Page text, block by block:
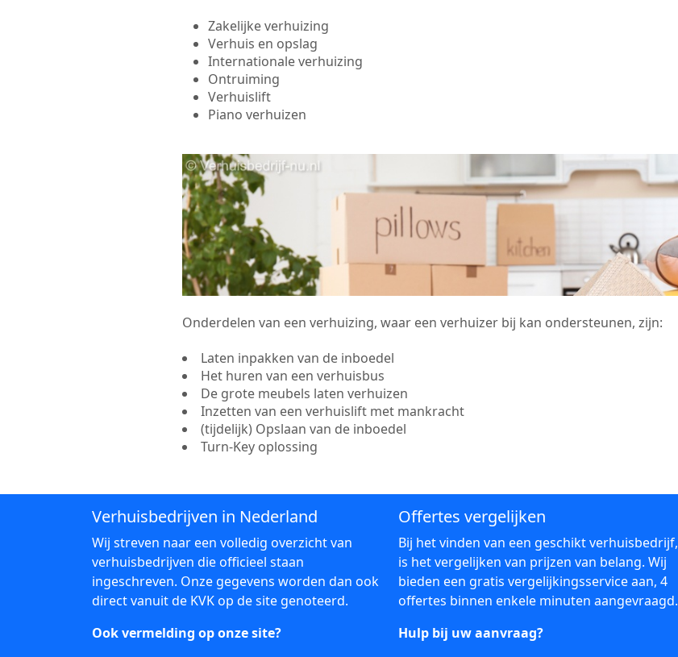
Zakelijke verhuizing
Verhuis en opslag
Internationale verhuizing
Ontruiming
Verhuislift
Piano verhuizen
Onderdelen van een verhuizing, waar een verhuizer bij kan ondersteunen, zijn:
Laten inpakken van de inboedel
Het huren van een verhuisbus
De grote meubels laten verhuizen
Inzetten van een verhuislift met mankracht
(tijdelijk) Opslaan van de inboedel
Turn-Key oplossing
Verhuisbedrijven in Nederland
Wij streven naar een volledig overzicht van
verhuisbedrijven die officieel staan
ingeschreven. Onze gegevens worden dan ook
direct vanuit de KVK op de site genoteerd.
Ook vermelding op onze site?
Offertes vergelijken
Bij het vinden van een geschikt verhuisbedrijf,
is het vergelijken van prijzen van belang. Wij
bieden een gratis vergelijkingsservice aan, 4
offertes binnen enkele minuten aangevraagd.
Hulp bij uw aanvraag?